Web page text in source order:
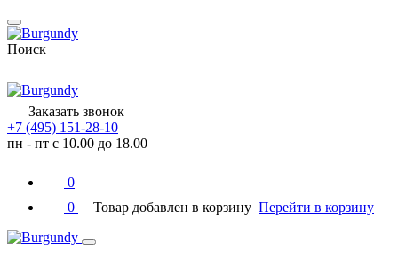
Поиск
Заказать звонок
+7 (495) 151-28-10
пн - пт с 10.00 до 18.00
0
0
Товар добавлен в корзину Перейти в корзину